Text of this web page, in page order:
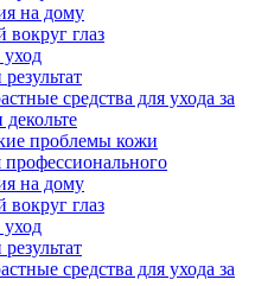
на дому
вокруг глаз
средства для ухода за
проблемы кожи
профессионального
на дому
вокруг глаз
средства для ухода за